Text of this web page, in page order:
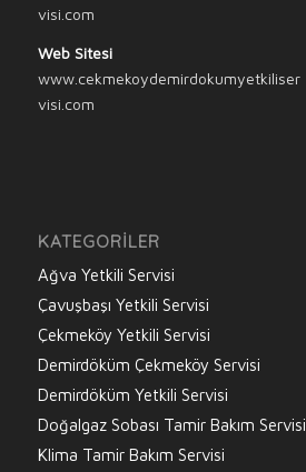
visi.com
Web Sitesi
www.cekmekoydemirdokumyetkiliser
visi.com
KATEGORILER
Ağva Yetkili Servisi
Çavuşbaşı Yetkili Servisi
Çekmeköy Yetkili Servisi
Demirdöküm Çekmeköy Servisi
Demirdöküm Yetkili Servisi
Doğalgaz Sobası Tamir Bakım Servisi
Klima Tamir Bakım Servisi